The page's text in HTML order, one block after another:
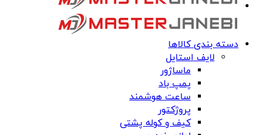
دسته بندی کالاها
لایف استایل
ماساژور
پمپ باد
ساعت هوشمند
پروژکتور
کیف و کوله پشتی